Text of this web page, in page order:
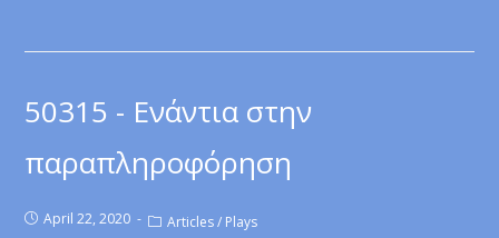
50315 - Ενάντια στην
παραπληροφόρηση
April 22, 2020 Articles / Plays